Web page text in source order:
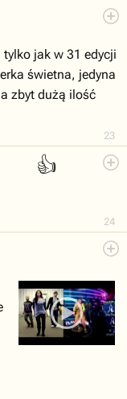
23
jak w 31 edycji
świetna, jedyna
zbyt dużą ilość
👍
24